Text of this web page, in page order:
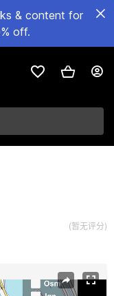
& content for
off.
(暂无评分)